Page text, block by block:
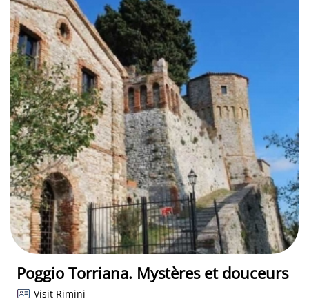
Poggio Torriana. Mystères et douceurs
Visit Rimini